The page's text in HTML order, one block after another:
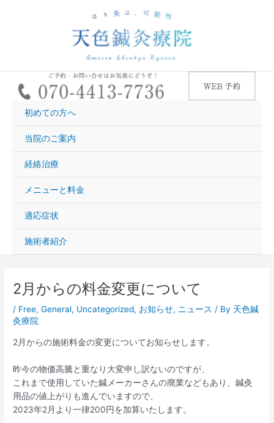
ッ
初めての方へ
当院のご案内
経絡治療
メニューと料金
適応症状
施術者紹介
2月からの料金変更について
/ Free,General, Uncategorized, お知らせ, ニュース / By 天色鍼
灸療院
2月からの施術料金の変更についてお知らせします。
昨今の物価高騰と重なり大変申し訳ないのですが、
これまで使用していた鍼メーカーさんの廃業などもあり、鍼灸
用品の値上がりも進んでいますので、
2023年2月より一律200円を加算いたします。